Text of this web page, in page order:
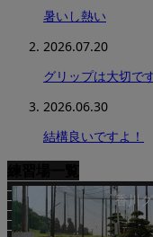
暑いし熱い
2026.07.20
グリップは大切で
2026.06.30
結構良いですよ！
香川